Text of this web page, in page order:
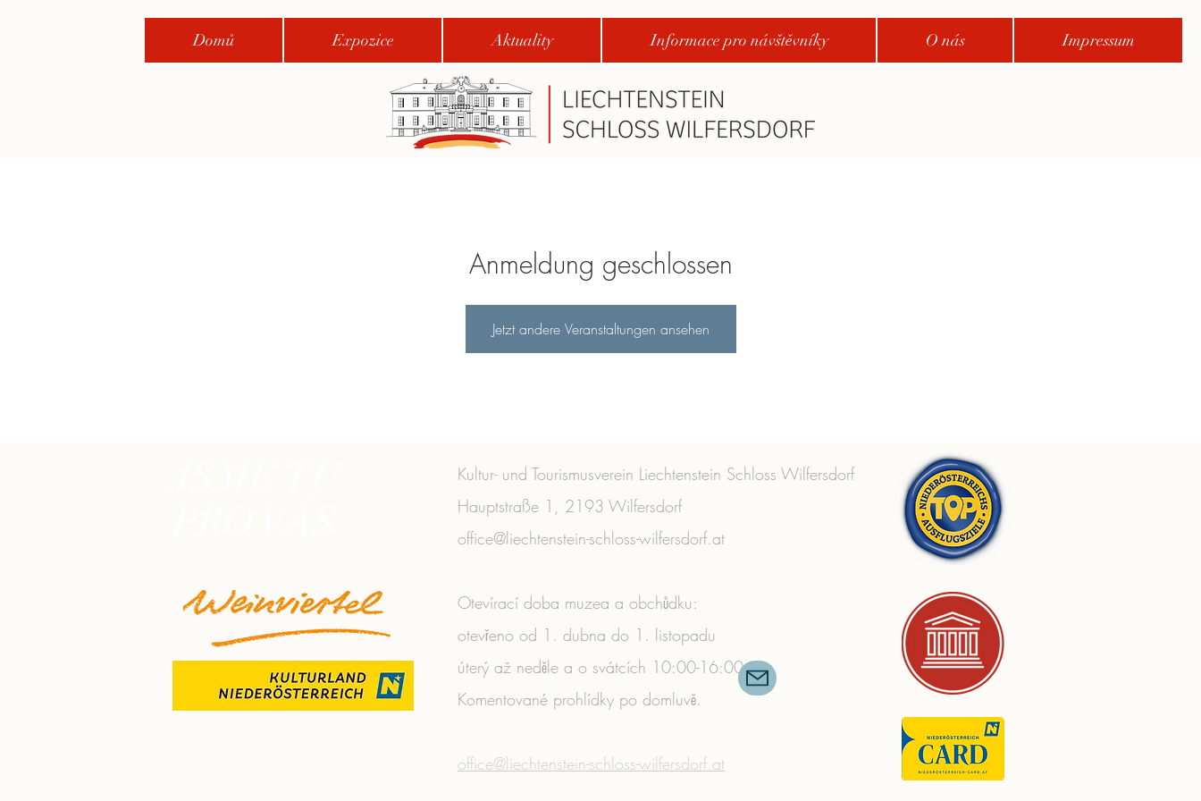
Domů Expozice Aktuality Informace pro návštěvníky O nás Impressum
Anmeldung geschlossen
Jetzt andere Veranstaltungen ansehen
Kultur- und Tourismusverein Liechtenstein Schloss Wilfersdorf
Hauptstraße 1, 2193 Wilfersdorf
office@liechtenstein-schloss-wilfersdorf.at
Otevírací doba muzea a obchůdku:
otevřeno od 1. dubna do 1. listopadu
úterý až neděle a o svátcích 10:00-16:00
Komentované prohlídky po domluvě.
office@liechtenstein-schloss-wilfersdorf.at